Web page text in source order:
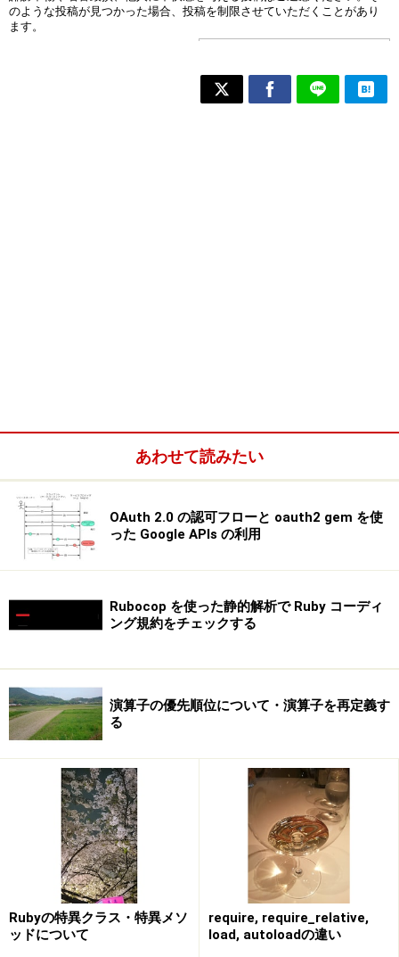
あわせて読みたい
OAuth 2.0 の認可フローと oauth2 gem を使
った Google APIs の利用
Rubocop を使った静的解析で Ruby コーディ
ング規約をチェックする
演算子の優先順位について・演算子を再定義す
る
Rubyの特異クラス・特異メソ
ッドについて
require, require_relative,
load, autoloadの違い